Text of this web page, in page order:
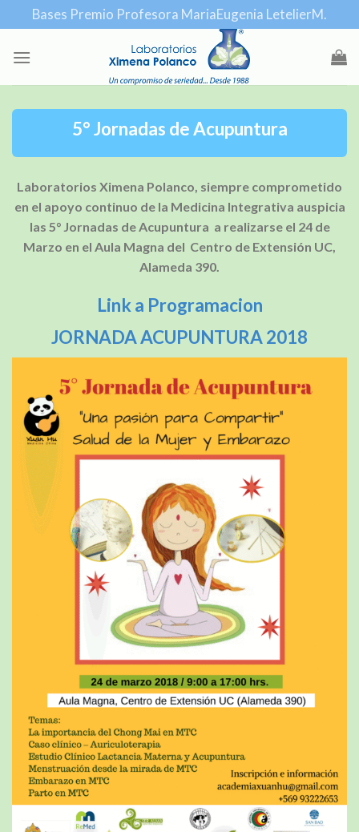
to
content
Bases Premio Profesora MariaEugenia LetelierM.
5° Jornadas de Acupuntura
Laboratorios Ximena Polanco, siempre comprometido
en el apoyo continuo de la Medicina Integrativa auspicia
las 5° Jornadas de Acupuntura a realizarse el 24 de
Marzo en el Aula Magna del Centro de Extensión UC,
Alameda 390.
Link a Programacion
JORNADA ACUPUNTURA 2018